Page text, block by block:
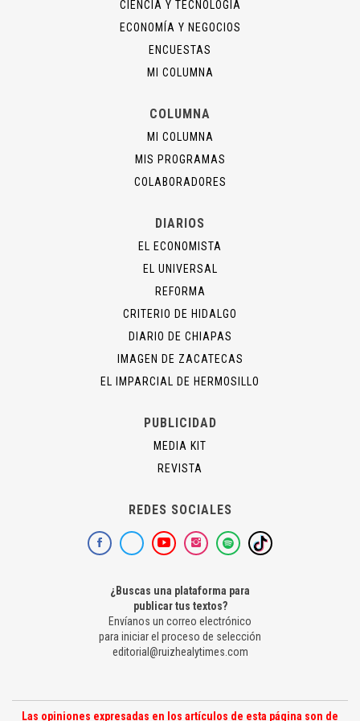
CIENCIA Y TECNOLOGÍA
ECONOMÍA Y NEGOCIOS
ENCUESTAS
MI COLUMNA
COLUMNA
MI COLUMNA
MIS PROGRAMAS
COLABORADORES
DIARIOS
EL ECONOMISTA
EL UNIVERSAL
REFORMA
CRITERIO DE HIDALGO
DIARIO DE CHIAPAS
IMAGEN DE ZACATECAS
EL IMPARCIAL DE HERMOSILLO
PUBLICIDAD
MEDIA KIT
REVISTA
REDES SOCIALES
¿Buscas una plataforma para
publicar tus textos?
Envíanos un correo electrónico
para iniciar el proceso de selección
editorial@ruizhealytimes.com
Las opiniones expresadas en los artículos de esta página son de